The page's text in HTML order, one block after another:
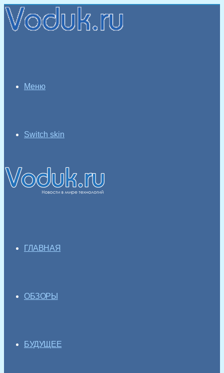
Меню
Switch skin
ГЛАВНАЯ
ОБЗОРЫ
БУДУЩЕЕ